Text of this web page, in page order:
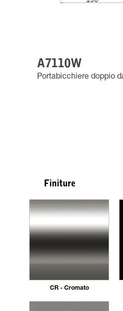
A7110W
Portabicchiere doppio
Finiture
CR - Cromato